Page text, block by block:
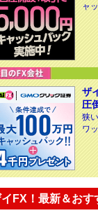
ャ
ザ
圧
狭
ワ
FX！最新＆おす